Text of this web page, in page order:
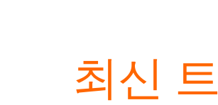
최신